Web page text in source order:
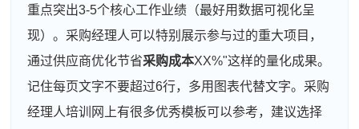
重点突出3-5个核心工作业绩（最好用数据可视化呈
现）。采购经理人可以特别展示参与过的重大项目，
通过供应商优化节省采购成本XX%"这样的量化成果。
记住每页文字不要超过6行，多用图表代替文字。采购
经理人培训网上有很多优秀模板可以参考，建议选择